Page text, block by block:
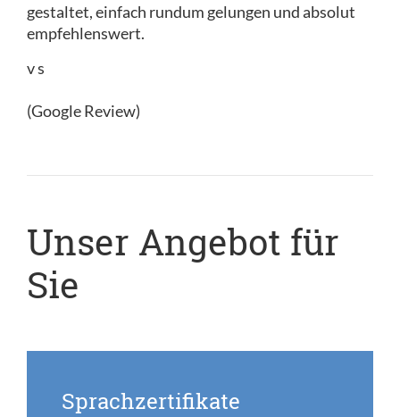
gestaltet, einfach rundum gelungen und absolut
empfehlenswert.
v s
(Google Review)
Unser Angebot für
Sie
Sprachzertifikate